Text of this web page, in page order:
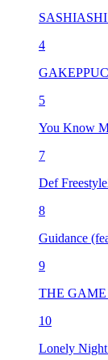
4
5
You Know
7
Def
8
Guidance
9
THE GAME
10
Lonely